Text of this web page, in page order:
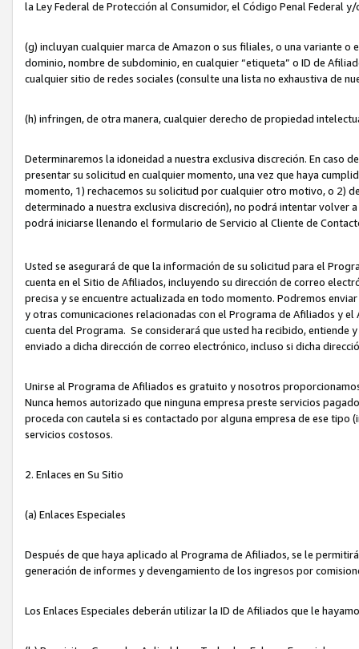
la Ley Federal de Protección al Consumidor, el Código Penal Federal
(g) incluyan cualquier marca de Amazon o sus filiales, o una variante
dominio, nombre de subdominio, en cualquier “etiqueta” o ID de
cualquier sitio de redes sociales (consulte una lista no exhaustiva de
(h) infringen, de otra manera, cualquier derecho de propiedad
Determinaremos la idoneidad a nuestra exclusiva discreción. En caso
presentar su solicitud en cualquier momento, una vez que haya
momento, 1) rechacemos su solicitud por cualquier otro motivo, o 2)
determinado a nuestra exclusiva discreción), no podrá intentar volver
podrá iniciarse llenando el formulario de Servicio al Cliente de
Usted se asegurará de que la información de su solicitud para el
cuenta en el Sitio de Afiliados, incluyendo su dirección de correo
precisa y se encuentre actualizada en todo momento. Podremos
y otras comunicaciones relacionadas con el Programa de Afiliados y
cuenta del Programa. Se considerará que usted ha recibido, entiende
enviado a dicha dirección de correo electrónico, incluso si dicha
Unirse al Programa de Afiliados es gratuito y nosotros
Nunca hemos autorizado que ninguna empresa preste servicios
proceda con cautela si es contactado por alguna empresa de ese
servicios costosos.
2. Enlaces en Su Sitio
(a) Enlaces Especiales
Después de que haya aplicado al Programa de Afiliados, se le
generación de informes y devengamiento de los ingresos por
Los Enlaces Especiales deberán utilizar la ID de Afiliados que le